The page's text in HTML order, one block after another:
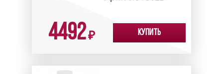
4492₽ Купить